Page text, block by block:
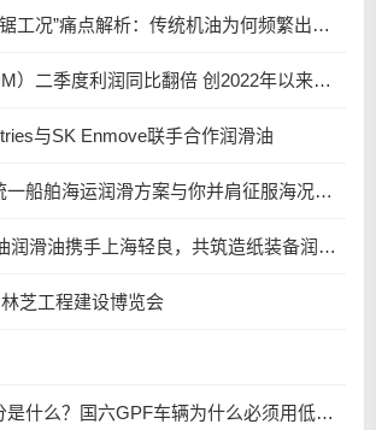
混动车型“启停拉锯工况”痛点解析：传统机油为何频繁出现油泥堆积？
埃克森美孚（XOM）二季度利润同比翻倍 创2022年以来新高
与SK Enmove联手合作润滑油
更长换油周期 | 统一船舶海运润滑方案与你并肩征服海况运维考验
强强联手｜马石油润滑油携手上海轻良，共筑造纸装备润滑新生态
芝工程建设博览会
Low-SAPS低灰分是什么？国六GPF车辆为什么必须用低灰油